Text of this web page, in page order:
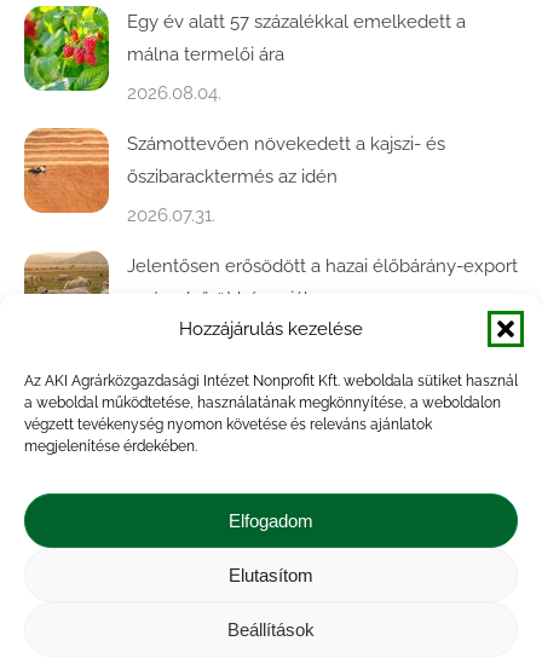
Hozzájárulás kezelése
Az AKI Agrárközgazdasági Intézet Nonprofit Kft. weboldala sütiket használ
a weboldal működtetése, használatának megkönnyítése, a weboldalon
végzett tevékenység nyomon követése és releváns ajánlatok
megjelenítése érdekében.
Elfogadom
Elutasítom
Beállítások
Egy év alatt 57 százalékkal emelkedett a
málna termelői ára
2026.08.04.
Számottevően növekedett a kajszi- és
őszibaracktermés az idén
2026.07.31.
Jelentősen erősödött a hazai élőbárány-export
az év első öt hónapjában
2026.07.28.
Közel ötödével bővült a baromfivágás
Magyarországon
A végéhez közelít az őszi búza betakarítása
2026.07.21.